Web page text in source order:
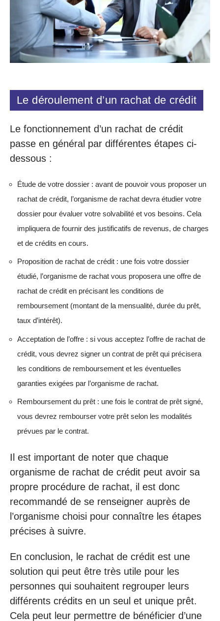
Le déroulement d’un rachat de crédit
Le fonctionnement d’un rachat de crédit
passe en général par différentes étapes ci-
dessous :
Étude de votre dossier : avant de pouvoir vous proposer un
rachat de crédit, l’organisme de rachat devra étudier votre
dossier pour évaluer votre solvabilité et vos besoins. Cela
impliquera de fournir des justificatifs de revenus, de charges
et de crédits en cours.
Proposition de rachat de crédit : une fois votre dossier
étudié, l’organisme de rachat vous proposera une offre de
rachat de crédit en précisant les conditions de
remboursement (montant de la mensualité, durée du prêt,
taux d’intérêt).
Acceptation de l’offre : si vous acceptez l’offre de rachat de
crédit, vous devrez signer un contrat de prêt qui précisera
les conditions de remboursement et les éventuelles
garanties exigées par l’organisme de rachat.
Remboursement du prêt : une fois le contrat de prêt signé,
vous devrez rembourser votre prêt selon les modalités
prévues par le contrat.
Il est important de noter que chaque
organisme de rachat de crédit peut avoir sa
propre procédure de rachat, il est donc
recommandé de se renseigner auprès de
l’organisme choisi pour connaître les étapes
précises à suivre.
En conclusion, le rachat de crédit est une
solution qui peut être très utile pour les
personnes qui souhaitent regrouper leurs
différents crédits en un seul et unique prêt.
Cela peut leur permettre de bénéficier d’une